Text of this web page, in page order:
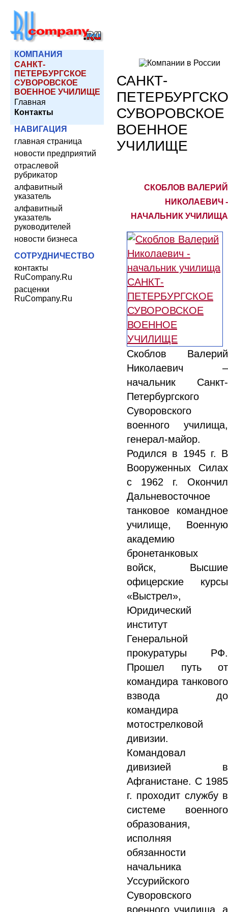
КОМПАНИЯ
САНКТ-
ПЕТЕРБУРГСКОЕ
СУВОРОВСКОЕ
ВОЕННОЕ УЧИЛИЩЕ
Главная
Контакты
НАВИГАЦИЯ
главная страница
новости предприятий
отраслевой
рубрикатор
алфавитный
указатель
алфавитный
указатель
руководителей
новости бизнеса
СОТРУДНИЧЕСТВО
контакты
RuCompany.Ru
расценки
RuCompany.Ru
САНКТ-
СУВОРОВСКОЕ
ВОЕННОЕ
УЧИЛИЩЕ
СКОБЛОВ ВАЛЕРИЙ
НИКОЛАЕВИЧ -
НАЧАЛЬНИК УЧИЛИЩА
Скоблов Валерий
Николаевич –
начальник Санкт-
Петербургского
Суворовского
военного училища,
генерал-майор.
Родился в 1945 г. В
Вооруженных Силах
с 1962 г. Окончил
Дальневосточное
танковое командное
училище, Военную
академию
бронетанковых
войск, Высшие
офицерские курсы
«Выстрел»,
Юридический
институт
Генеральной
прокуратуры РФ.
Прошел путь от
командира танкового
взвода до
командира
мотострелковой
дивизии.
Командовал
дивизией в
Афганистане. С 1985
г. проходит службу в
системе военного
образования,
исполняя
обязанности
начальника
Уссурийского
Суворовского
военного училища, а